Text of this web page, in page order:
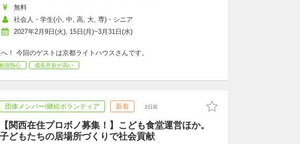
無料
社会人・学生(小, 中, 高, 大, 専)・シニア
2027年2月9日(火), 15日(月)~3月31日(水)
！ 今回のゲストは京都ライトハウスさんです。
強熱心 成長意欲が高い
団体メンバー/継続ボランティア 新着 2日前
【関西在住プロボノ募集！】こども食堂運営ほか。
子どもたちの居場所づくりで社会貢献